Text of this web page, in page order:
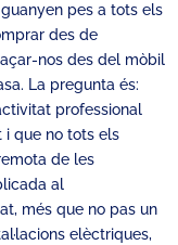
pes a tots els
des de
nos des del mòbil
La pregunta és:
professional
i que no tots els
de les
al
més que no pas un
elèctriques,